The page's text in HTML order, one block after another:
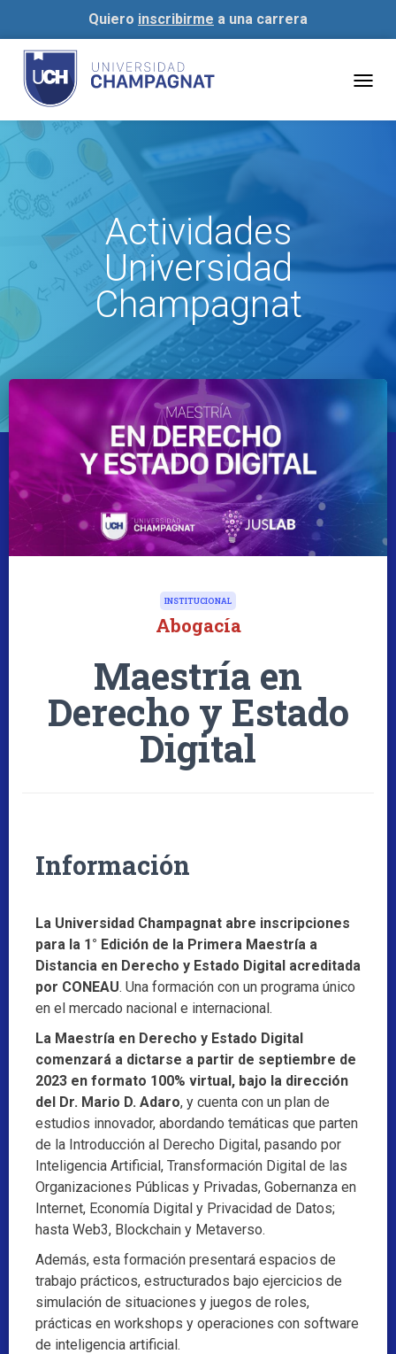
Quiero inscribirme a una carrera
Actividades
Universidad
Champagnat
INSTITUCIONAL
Abogacía
Maestría en
Derecho y Estado
Digital
Información
La Universidad Champagnat abre inscripciones
para la 1° Edición de la Primera Maestría a
Distancia en Derecho y Estado Digital acreditada
por CONEAU. Una formación con un programa único
en el mercado nacional e internacional.
La Maestría en Derecho y Estado Digital
comenzará a dictarse a partir de septiembre de
2023 en formato 100% virtual, bajo la dirección
del Dr. Mario D. Adaro, y cuenta con un plan de
estudios innovador, abordando temáticas que parten
de la Introducción al Derecho Digital, pasando por
Inteligencia Artificial, Transformación Digital de las
Organizaciones Públicas y Privadas, Gobernanza en
Internet, Economía Digital y Privacidad de Datos;
hasta Web3, Blockchain y Metaverso.
Además, esta formación presentará espacios de
trabajo prácticos, estructurados bajo ejercicios de
simulación de situaciones y juegos de roles,
prácticas en workshops y operaciones con software
de inteligencia artificial.